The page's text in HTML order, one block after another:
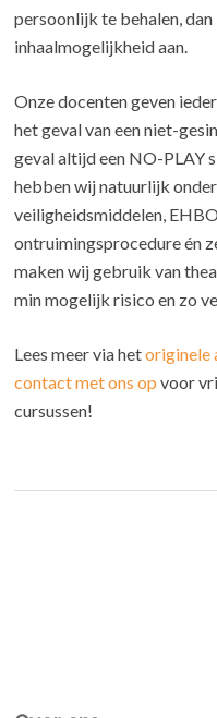
persoonlijk te behalen,
inhaalmogelijkheid aan.
Onze docenten geven
het geval van een niet-
geval altijd een NO-PLAY
hebben wij natuurlijk
veiligheidsmiddelen,
ontruimingsprocedure én
maken wij gebruik van
min mogelijk risico en zo
Lees meer via hetoriginele
contact met ons op voor
cursussen!